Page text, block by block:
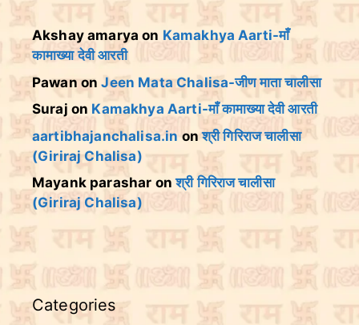
Akshay amarya on Kamakhya Aarti-माँ
कामाख्या देवी आरती
Pawan onJeen Mata Chalisa-जीण माता चालीसा
Suraj on Kamakhya Aarti-माँ कामाख्या देवी आरती
aartibhajanchalisa.in onश्री गिरिराज चालीसा
(Giriraj Chalisa)
Mayank parashar onश्री गिरिराज चालीसा
(Giriraj Chalisa)
Categories